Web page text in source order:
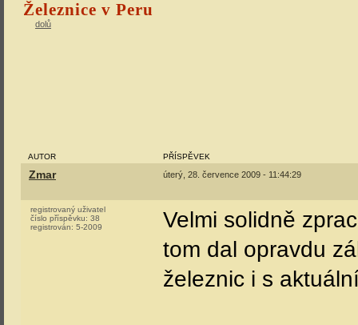
Železnice v Peru
dolů
AUTOR PŘÍSPĚVEK
Zmar úterý, 28. července 2009 - 11:44:29
registrovaný uživatel
číslo příspěvku: 38
registrován: 5-2009
Velmi solidně
tom dal opravdu
železnic i s